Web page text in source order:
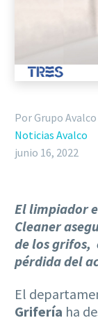
Por Grupo Avalco
Noticias Avalco
junio 16, 2022
El limpiador
Cleaner
de los grifos,
pérdida del
El
Grifería ha